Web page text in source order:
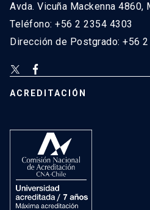
Avda. Vicuña Mackenna 4860,
Teléfono: +56 2 2354 4303
Dirección de Postgrado: +56
ACREDITACIÓN